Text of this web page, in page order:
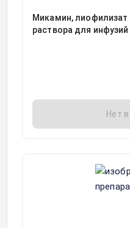
Микамин, лиофилизат
раствора для
Нет